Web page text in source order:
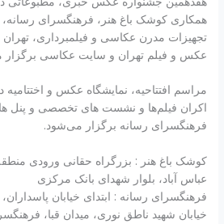
همکاری کوشک باغ هنر، فرهنگسرای رسانه،
تجهیزات مدرن عکاسی و فیلمبرداری،
عکس و فیلم تهران و سایت عکاسی
مراسم افتتاحیه، نمایشگاه عکس و
اکران فیلم‌ها و نشست های تخصصی و پنل
فرهنگسرای رسانه برگزار می‌شود.
کوشک باغ هنر : بزرگراه حقانی ورودی
عباس آباد، بلوار شهدای بانک مرکزی
فرهنگسرای رسانه : ابتدای خیابان
خیابان شهید ناطق نوری، میدان قبا،